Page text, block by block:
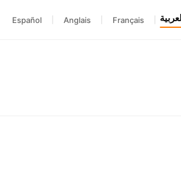
Français
Anglais
Español